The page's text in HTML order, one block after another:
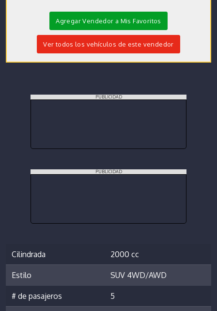
Agregar Vendedor a Mis Favoritos
Ver todos los vehículos de este vendedor
PUBLICIDAD
PUBLICIDAD
Cilindrada 2000 cc
Estilo SUV 4WD/AWD
# de pasajeros 5